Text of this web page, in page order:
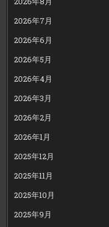
2026年7月
2026年6月
2026年5月
2026年4月
2026年3月
2026年2月
2026年1月
2025年12月
2025年11月
2025年10月
2025年9月